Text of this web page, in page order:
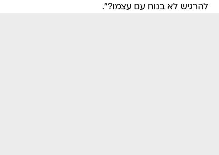
להרגיש לא בנוח עם עצמו?".